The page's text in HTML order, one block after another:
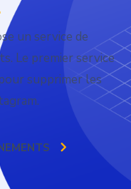
un service de
Le premier service
supprimer les